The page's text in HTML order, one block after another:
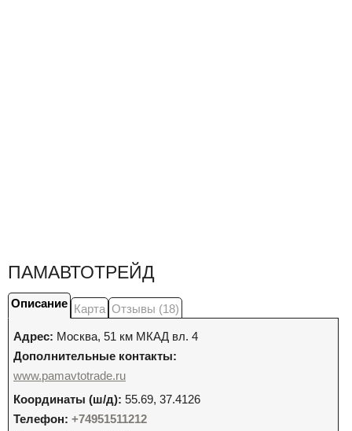
ПАМАВТОТРЕЙД
Описание Карта Отзывы (18)
Адрес: Москва, 51 км МКАД вл. 4
Дополнительные контакты:
www.pamavtotrade.ru
Координаты (ш/д): 55.69, 37.4126
Телефон: +74951511212